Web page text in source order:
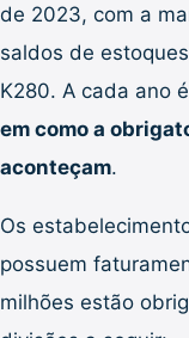
de 2023, com a
saldos de
K280. A cada ano é
em como a
aconteçam.
Os
possuem
milhões estão